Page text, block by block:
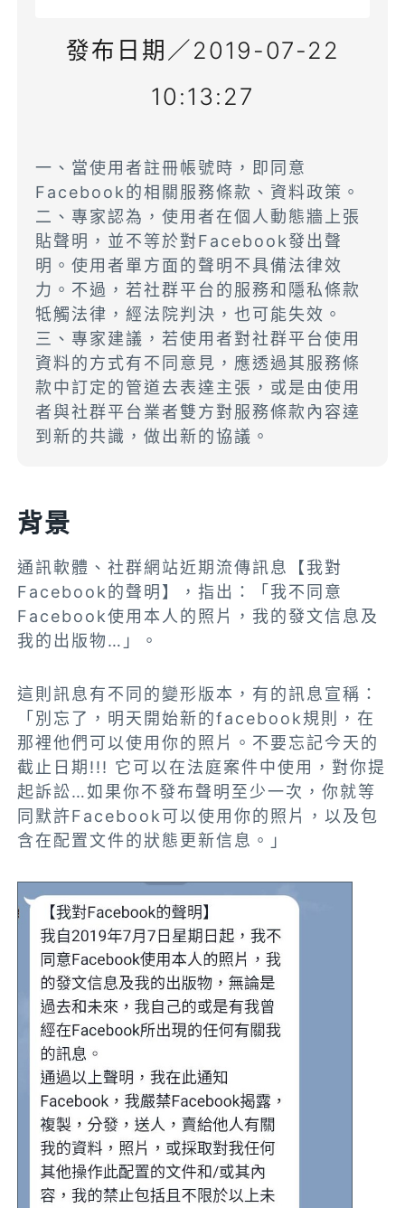
發布日期／2019-07-22
10:13:27
一、當使用者註冊帳號時，即同意
Facebook的相關服務條款、資料政策。
二、專家認為，使用者在個人動態牆上張
貼聲明，並不等於對Facebook發出聲
明。使用者單方面的聲明不具備法律效
力。不過，若社群平台的服務和隱私條款
牴觸法律，經法院判決，也可能失效。
三、專家建議，若使用者對社群平台使用
資料的方式有不同意見，應透過其服務條
款中訂定的管道去表達主張，或是由使用
者與社群平台業者雙方對服務條款內容達
到新的共識，做出新的協議。
背景
通訊軟體、社群網站近期流傳訊息【我對
Facebook的聲明】，指出：「我不同意
Facebook使用本人的照片，我的發文信息及
我的出版物…」。
這則訊息有不同的變形版本，有的訊息宣稱：
「別忘了，明天開始新的facebook規則，在
那裡他們可以使用你的照片。不要忘記今天的
截止日期!!! 它可以在法庭案件中使用，對你提
起訴訟…如果你不發布聲明至少一次，你就等
同默許Facebook可以使用你的照片，以及包
含在配置文件的狀態更新信息。」